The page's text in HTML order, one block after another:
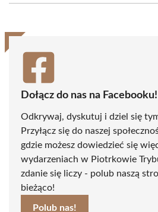
(Twitter)
Dołącz do nas na Facebooku!
Odkrywaj, dyskutuj i dziel się
Przyłącz się do naszej
gdzie możesz dowiedzieć się
wydarzeniach w Piotrkowie
zdanie się liczy - polub naszą
bieżąco!
Polub nas!